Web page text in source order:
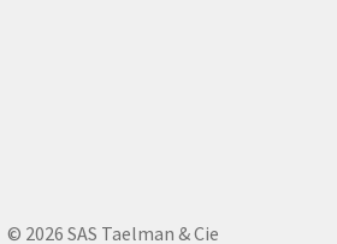
© 2026 SAS Taelman & Cie